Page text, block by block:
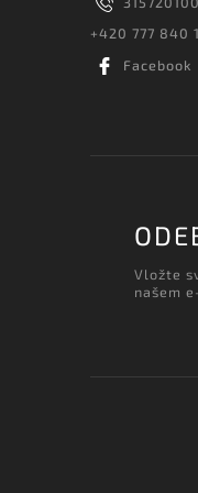
+420 777 840
Facebook
Vložte
našem